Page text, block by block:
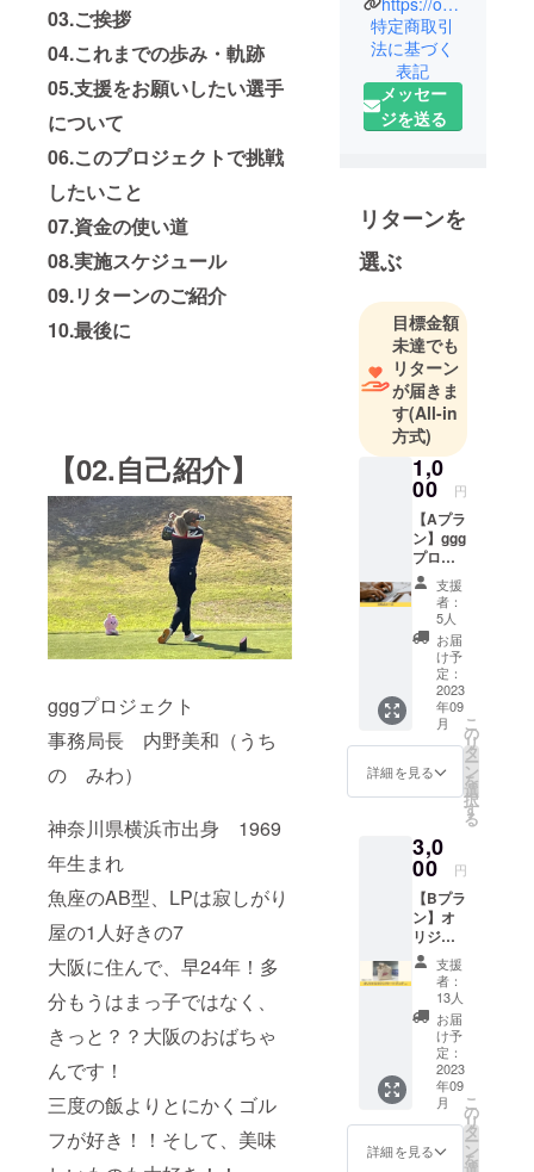
03.ご挨拶
04.これまでの歩み・軌跡
05.支援をお願いしたい選手
について
06.このプロジェクトで挑戦
したいこと
07.資金の使い道
08.実施スケジュール
09.リターンのご紹介
10.最後に
【02.自己紹介】
gggプロジェクト
事務局長 内野美和（うち
の みわ）
神奈川県横浜市出身 1969
年生まれ
魚座のAB型、LPは寂しがり
屋の1人好きの7
大阪に住んで、早24年！多
分もうはまっ子ではなく、
きっと？？大阪のおばちゃ
んです！
三度の飯よりとにかくゴル
フが好き！！そして、美味
はどうにも
ならず。
そしてスコ
アが悪いの
は自分の腕
せいにして
しまう癖あ
り。
三度の飯よ
りとにかく
ゴルフが好
き！！そし
て、美味し
いものも大
好き！！な
ので、ラウ
ンドに行く
時はコース
も楽しみだ
けど、ごは
んも超楽し
無尽の体力
を備えた
フットワー
クの良さが
大好きなゴ
ルフ仲間と
一緒に知恵
と力を合わ
せて、一生
懸命頑張り
特定商取引
法に基づく
表記
メッセー
ジを送る
リターンを
選ぶ
目標金額
未達でも
リターン
が届きま
す(All-in
方式)
1,0
00 円
【Aプラ
ン】ggg
プロ
ジェク
ト支援
選手か
らお礼
のメー
ルを送
付しま
す！
「gggプ
ロジェ
クト」
の支援
だ応援
したい
人向け
のリ
ターン
です。
熱いお
礼の
メール
をお送
りさせ
ていた
だきま
す。 な
お、支
援時上
乗せ支
支援
者：
5人
お届
け予
定：
2023
年09
月
詳細を見る
こ
の
リ
タ
ー
ン
を
選
択
す
る
3,0
00 円
【Bプラ
ン】オ
リジナ
ルラウ
ンド
トート
バッグ
ラウン
ドバッ
グとし
ても使
えるggg
ロゴ入
りオリ
ジナル
支援
者：
13人
お届
け予
定：
2023
年09
月
詳細を見る
こ
の
リ
タ
ー
ン
を